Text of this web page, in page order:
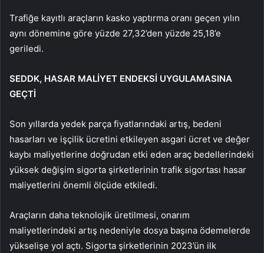
Trafiğe kayıtlı araçların kasko yaptırma oranı geçen yılın
aynı dönemine göre yüzde 27,32’den yüzde 25,18’e
geriledi.
SEDDK, HASAR MALİYET ENDEKSİ UYGULAMASINA
GEÇTİ
Son yıllarda yedek parça fiyatlarındaki artış, bedeni
hasarları ve işçilik ücretini etkileyen asgari ücret ve değer
kaybı maliyetlerine doğrudan etki eden araç bedellerindeki
yüksek değişim sigorta şirketlerinin trafik sigortası hasar
maliyetlerini önemli ölçüde etkiledi.
Araçların daha teknolojik üretilmesi, onarım
maliyetlerindeki artış nedeniyle dosya başına ödemelerde
yükselişe yol açtı. Sigorta şirketlerinin 2023’ün ilk